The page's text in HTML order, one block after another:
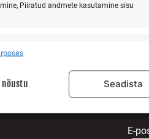
Piiratud andmete kasutamine sisu
edastatud andmete põhjal.
ja edastamine.
nõustu Seadista
E-